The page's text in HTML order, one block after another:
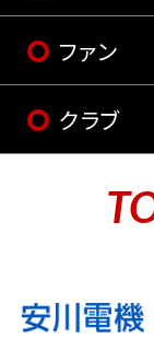
ファン
クラブ